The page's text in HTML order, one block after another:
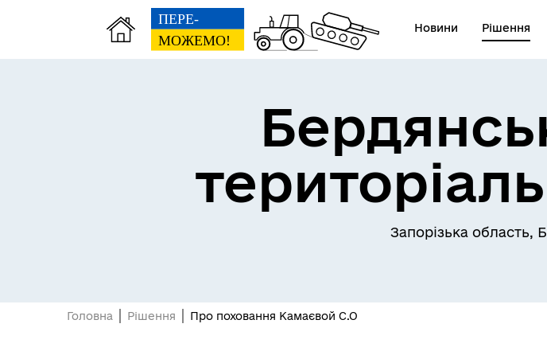
Новини Рішення
Запорізька область,
Головна Рішення Про поховання Камаєвой С.О